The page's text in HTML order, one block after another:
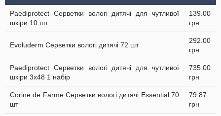
Paediprotect Серветки вологі дитячі для чутливої
шкіри 10 шт
139.00
грн
Evoluderm Серветки вологі дитячі 72 шт
292.00
грн
Paediprotect Серветки вологі дитячі для чутливої
шкіри 3х48 1 набір
735.00
грн
Corine de Farme Серветки вологі дитячі Essential 70
шт
79.87
грн